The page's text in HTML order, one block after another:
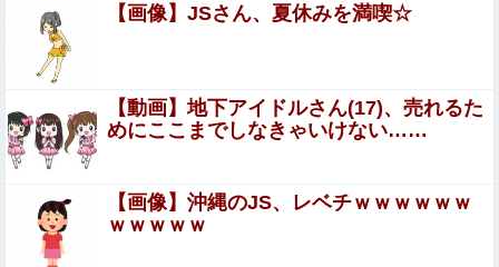
弘中れおな × 本多まい 夫婦交換…温泉宿で起こった信じ
られないエ●チな出来事。
エロ漫画『冥婚の花嫁～無限快楽地獄～』をrawやhitomi
を使わずに無料で読む方法│五梅
美女や美少女が自分で尻を広げて、お尻の穴を見
せつけるエ□画像
韓国人「“韓国サッカー”性接待の試合結果をご覧くださ
【画像】JSさん、夏休みを満喫☆
【動画】地下アイドルさん(17)、売れるた
めにここまでしなきゃいけない……
【画像】沖縄のJS、レベチｗｗｗｗｗｗ
ｗｗｗｗｗ